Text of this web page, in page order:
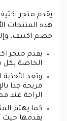
يقدم متجر
هذه المنتجات
خصم اكتيف،
يقدم متجر
الخاصة بكل
وتعد
مريحة جدا
الراحة عند
كما يهتم
يقدمها حيث